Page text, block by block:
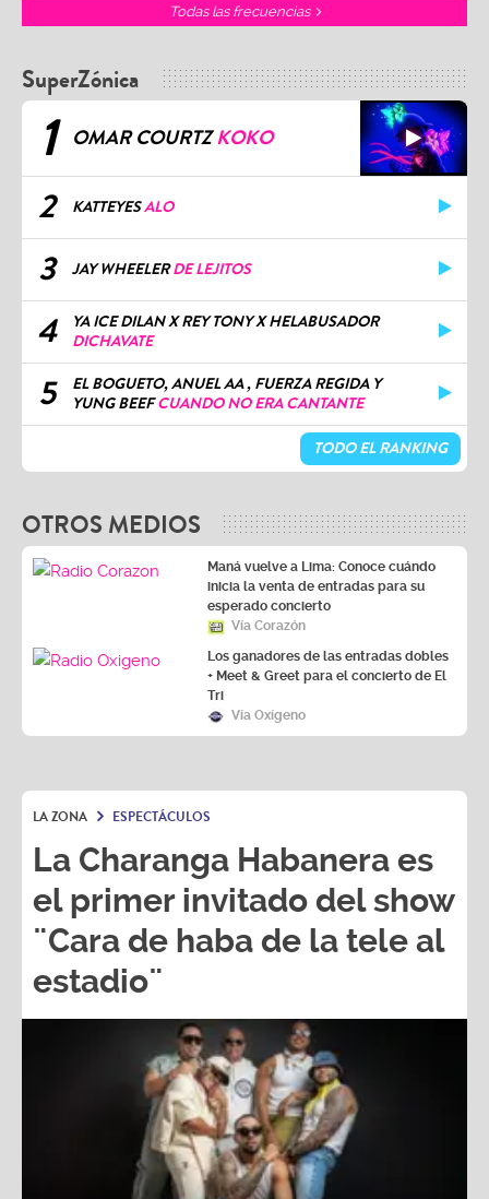
Todas las frecuencias
SuperZónica
1 OMAR COURTZKOKO
2 KATTEYESALO
3 JAY WHEELERDE LEJITOS
4
YA ICE DILAN X REY TONY X HELABUSADOR
DICHAVATE
5
EL BOGUETO, ANUEL AA , FUERZA REGIDA Y
YUNG BEEFCUANDO NO ERA CANTANTE
TODO EL RANKING
OTROS MEDIOS
Maná vuelve a Lima: Conoce cuándo
inicia la venta de entradas para su
esperado concierto
Vía Corazón
Los ganadores de las entradas dobles
+ Meet & Greet para el concierto de El
Tri
Vía Oxígeno
LA ZONA ESPECTÁCULOS
La Charanga Habanera es
el primer invitado del show
¨Cara de haba de la tele al
estadio¨